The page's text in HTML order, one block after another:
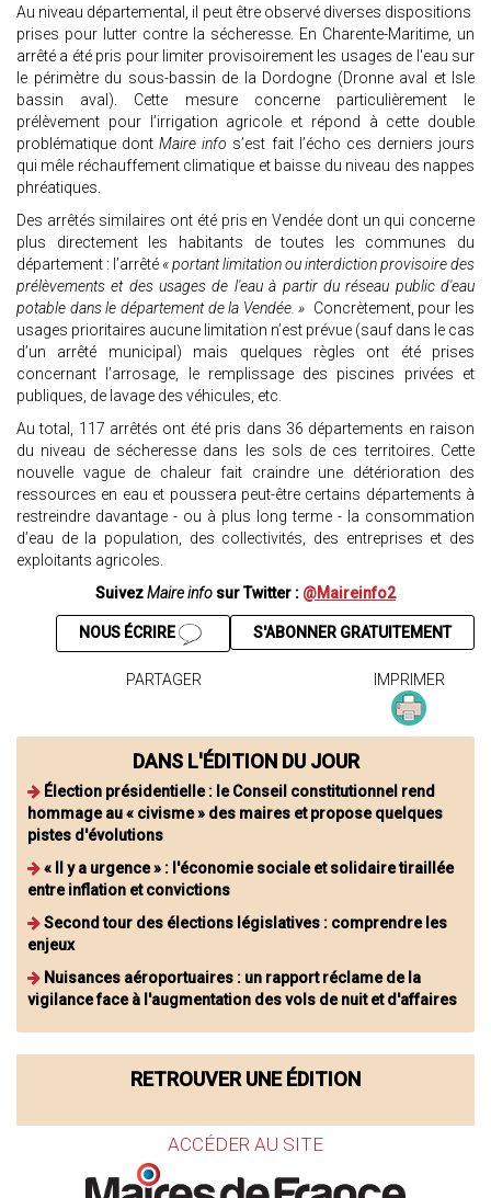
Au niveau départemental, il peut être observé diverses dispositions
prises pour lutter contre la sécheresse. En Charente-Maritime, un
arrêté a été pris pour limiter provisoirement les usages de l'eau sur
le périmètre du sous-bassin de la Dordogne (Dronne aval et Isle
bassin aval). Cette mesure concerne particulièrement le
prélèvement pour l’irrigation agricole et répond à cette double
problématique dontMaire info s’est fait l’écho ces derniers jours
qui mêle réchauffement climatique et baisse du niveau des nappes
phréatiques.
Des arrêtés similaires ont été pris en Vendée dont un qui concerne
plus directement les habitants de toutes les communes du
département : l’arrêté « portant limitation ou interdiction provisoire des
prélèvements et des usages de l'eau à partir du réseau public d'eau
potable dans le département de la Vendée. » Concrètement, pour les
usages prioritaires aucune limitation n’est prévue (sauf dans le cas
d’un arrêté municipal) mais quelques règles ont été prises
concernant l’arrosage, le remplissage des piscines privées et
publiques, de lavage des véhicules, etc.
Au total, 117 arrêtés ont été pris dans 36 départements en raison
du niveau de sécheresse dans les sols de ces territoires. Cette
nouvelle vague de chaleur fait craindre une détérioration des
ressources en eau et poussera peut-être certains départements à
restreindre davantage - ou à plus long terme - la consommation
d’eau de la population, des collectivités, des entreprises et des
exploitants agricoles.
SuivezMaire info sur Twitter : @Maireinfo2
S'ABONNER GRATUITEMENT
NOUS ÉCRIRE
PARTAGER IMPRIMER
DANS L'ÉDITION DU JOUR
Élection présidentielle : le Conseil constitutionnel rend
hommage au « civisme » des maires et propose quelques
pistes d'évolutions
« Il y a urgence » : l'économie sociale et solidaire tiraillée
entre inflation et convictions
Second tour des élections législatives : comprendre les
enjeux
Nuisances aéroportuaires : un rapport réclame de la
vigilance face à l'augmentation des vols de nuit et d'affaires
RETROUVER UNE ÉDITION
ACCÉDER AU SITE